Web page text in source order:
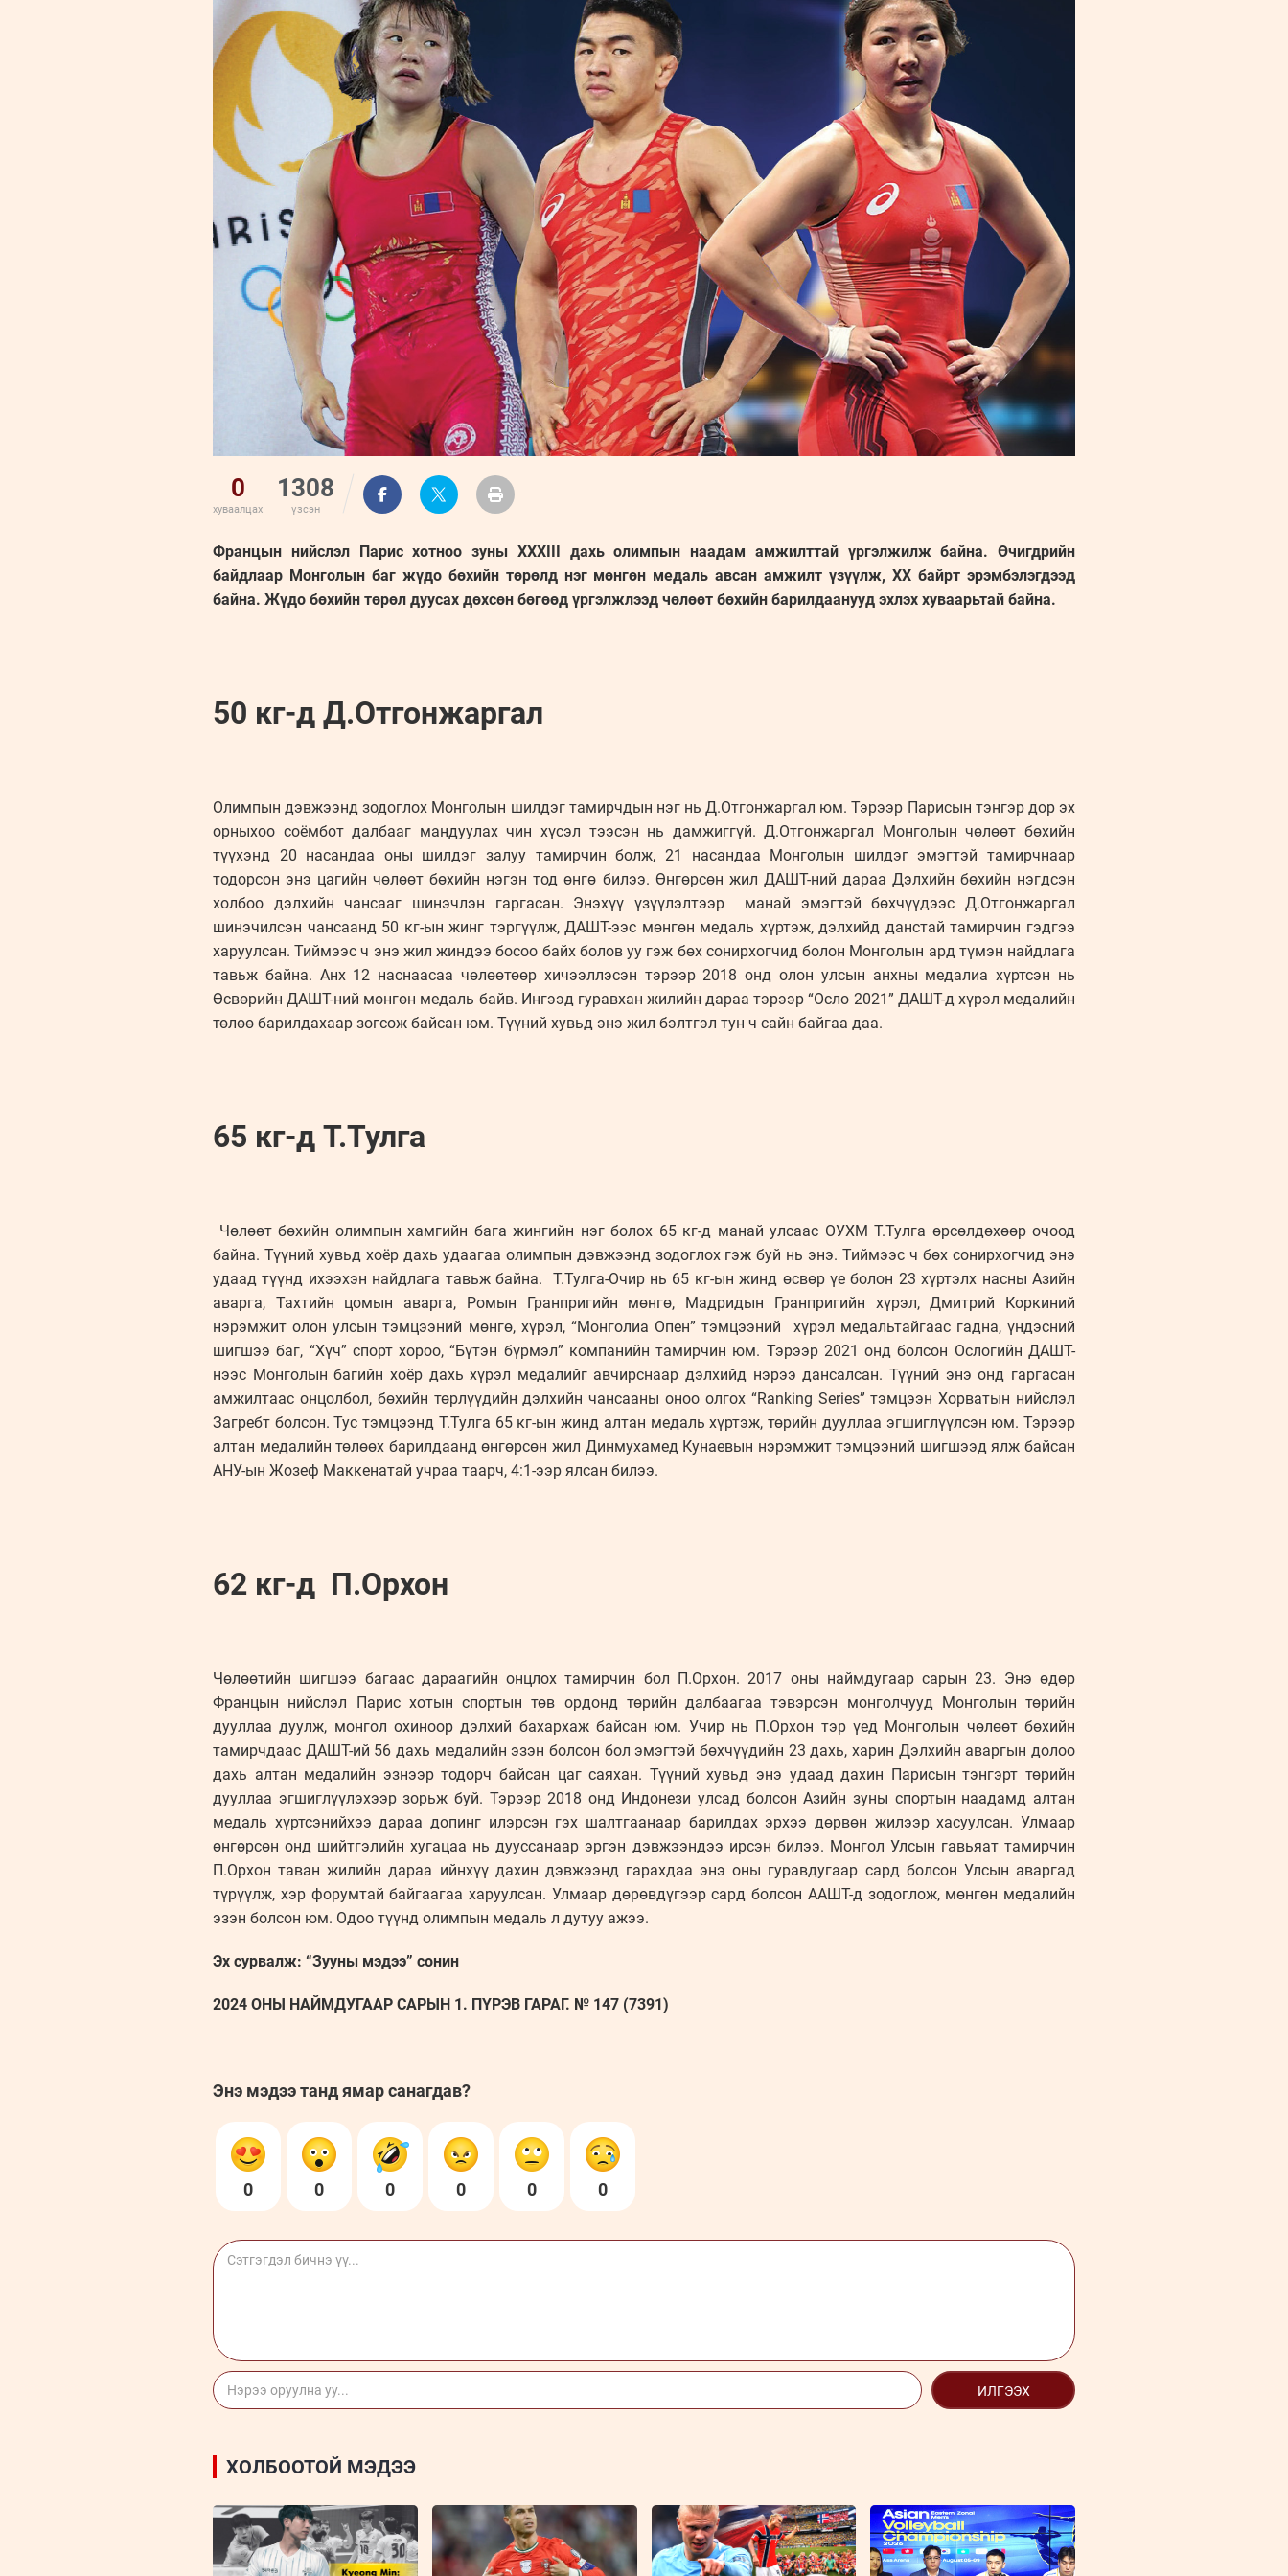
УРЛАГ
0
хуваалцах
1308
үзсэн
Францын нийслэл Парис хотноо зуны XXXIII дахь олимпын наадам амжилттай үргэлжилж байна. Өчигдрийн
байдлаар Монголын баг жүдо бөхийн төрөлд нэг мөнгөн медаль авсан амжилт үзүүлж, XX байрт эрэмбэлэгдээд
байна. Жүдо бөхийн төрөл дуусах дөхсөн бөгөөд үргэлжлээд чөлөөт бөхийн барилдаанууд эхлэх хуваарьтай байна.
50 кг-д Д.Отгонжаргал
Олимпын дэвжээнд зодоглох Монголын шилдэг тамирчдын нэг нь Д.Отгонжаргал юм. Тэрээр Парисын тэнгэр дор эх
орныхоо соёмбот далбааг мандуулах чин хүсэл тээсэн нь дамжиггүй. Д.Отгонжаргал Монголын чөлөөт бөхийн
түүхэнд 20 насандаа оны шилдэг залуу тамирчин болж, 21 насандаа Монголын шилдэг эмэгтэй тамирчнаар
тодорсон энэ цагийн чөлөөт бөхийн нэгэн тод өнгө билээ. Өнгөрсөн жил ДАШТ-ний дараа Дэлхийн бөхийн нэгдсэн
холбоо дэлхийн чансааг шинэчлэн гаргасан. Энэхүү үзүүлэлтээр манай эмэгтэй бөхчүүдээс Д.Отгонжаргал
шинэчилсэн чансаанд 50 кг-ын жинг тэргүүлж, ДАШТ-ээс мөнгөн медаль хүртэж, дэлхийд данстай тамирчин гэдгээ
харуулсан. Тиймээс ч энэ жил жиндээ босоо байх болов уу гэж бөх сонирхогчид болон Монголын ард түмэн найдлага
тавьж байна. Анх 12 наснаасаа чөлөөтөөр хичээллэсэн тэрээр 2018 онд олон улсын анхны медалиа хүртсэн нь
Өсвөрийн ДАШТ-ний мөнгөн медаль байв. Ингээд гуравхан жилийн дараа тэрээр “Осло 2021” ДАШТ-д хүрэл медалийн
төлөө барилдахаар зогсож байсан юм. Түүний хувьд энэ жил бэлтгэл тун ч сайн байгаа даа.
65 кг-д Т.Тулга
Чөлөөт бөхийн олимпын хамгийн бага жингийн нэг болох 65 кг-д манай улсаас ОУХМ Т.Тулга өрсөлдөхөөр очоод
байна. Түүний хувьд хоёр дахь удаагаа олимпын дэвжээнд зодоглох гэж буй нь энэ. Тиймээс ч бөх сонирхогчид энэ
удаад түүнд ихээхэн найдлага тавьж байна. Т.Тулга-Очир нь 65 кг-ын жинд өсвөр үе болон 23 хүртэлх насны Азийн
аварга, Тахтийн цомын аварга, Ромын Гранпригийн мөнгө, Мадридын Гранпригийн хүрэл, Дмитрий Коркиний
нэрэмжит олон улсын тэмцээний мөнгө, хүрэл, “Монголиа Опен” тэмцээний хүрэл медальтайгаас гадна, үндэсний
шигшээ баг, “Хүч” спорт хороо, “Бүтэн бүрмэл” компанийн тамирчин юм. Тэрээр 2021 онд болсон Ослогийн ДАШТ-
нээс Монголын багийн хоёр дахь хүрэл медалийг авчирснаар дэлхийд нэрээ дансалсан. Түүний энэ онд гаргасан
амжилтаас онцолбол, бөхийн төрлүүдийн дэлхийн чансааны оноо олгох “Ranking Series” тэмцээн Хорватын нийслэл
Загребт болсон. Тус тэмцээнд Т.Тулга 65 кг-ын жинд алтан медаль хүртэж, төрийн дууллаа эгшиглүүлсэн юм. Тэрээр
алтан медалийн төлөөх барилдаанд өнгөрсөн жил Динмухамед Кунаевын нэрэмжит тэмцээний шигшээд ялж байсан
АНУ-ын Жозеф Маккенатай учраа таарч, 4:1-ээр ялсан билээ.
62 кг-д П.Орхон
Чөлөөтийн шигшээ багаас дараагийн онцлох тамирчин бол П.Орхон. 2017 оны наймдугаар сарын 23. Энэ өдөр
Францын нийслэл Парис хотын спортын төв ордонд төрийн далбаагаа тэвэрсэн монголчууд Монголын төрийн
дууллаа дуулж, монгол охиноор дэлхий бахархаж байсан юм. Учир нь П.Орхон тэр үед Монголын чөлөөт бөхийн
тамирчдаас ДАШТ-ий 56 дахь медалийн эзэн болсон бол эмэгтэй бөхчүүдийн 23 дахь, харин Дэлхийн аваргын долоо
дахь алтан медалийн эзнээр тодорч байсан цаг саяхан. Түүний хувьд энэ удаад дахин Парисын тэнгэрт төрийн
дууллаа эгшиглүүлэхээр зорьж буй. Тэрээр 2018 онд Индонези улсад болсон Азийн зуны спортын наадамд алтан
медаль хүртсэнийхээ дараа допинг илэрсэн гэх шалтгаанаар барилдах эрхээ дөрвөн жилээр хасуулсан. Улмаар
өнгөрсөн онд шийтгэлийн хугацаа нь дууссанаар эргэн дэвжээндээ ирсэн билээ. Монгол Улсын гавьяат тамирчин
П.Орхон таван жилийн дараа ийнхүү дахин дэвжээнд гарахдаа энэ оны гуравдугаар сард болсон Улсын аваргад
түрүүлж, хэр форумтай байгаагаа харуулсан. Улмаар дөрөвдүгээр сард болсон ААШТ-д зодоглож, мөнгөн медалийн
эзэн болсон юм. Одоо түүнд олимпын медаль л дутуу ажээ.
Эх сурвалж: “Зууны мэдээ” сонин
2024 ОНЫ НАЙМДУГААР САРЫН 1. ПҮРЭВ ГАРАГ. № 147 (7391)
Энэ мэдээ танд ямар санагдав?
0 0 0 0 0 0
ИЛГЭЭХ
ХОЛБООТОЙ МЭДЭЭ